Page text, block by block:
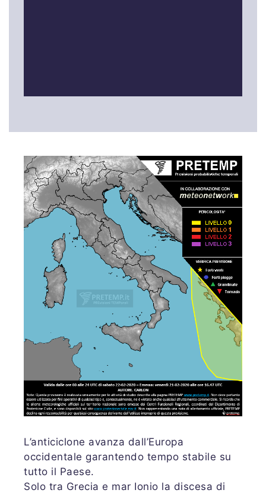
L’anticiclone avanza dall’Europa
occidentale garantendo tempo stabile su
tutto il Paese.
Solo tra Grecia e mar Ionio la discesa di